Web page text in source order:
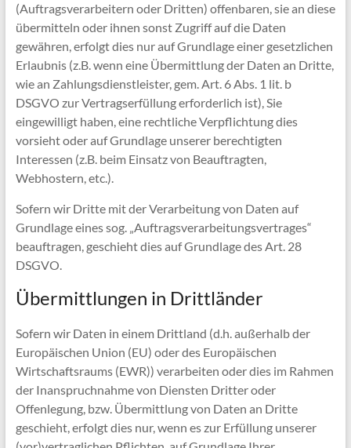
(Auftragsverarbeitern oder Dritten) offenbaren, sie an diese
übermitteln oder ihnen sonst Zugriff auf die Daten
gewähren, erfolgt dies nur auf Grundlage einer gesetzlichen
Erlaubnis (z.B. wenn eine Übermittlung der Daten an Dritte,
wie an Zahlungsdienstleister, gem. Art. 6 Abs. 1 lit. b
DSGVO zur Vertragserfüllung erforderlich ist), Sie
eingewilligt haben, eine rechtliche Verpflichtung dies
vorsieht oder auf Grundlage unserer berechtigten
Interessen (z.B. beim Einsatz von Beauftragten,
Webhostern, etc.).
Sofern wir Dritte mit der Verarbeitung von Daten auf
Grundlage eines sog. „Auftragsverarbeitungsvertrages“
beauftragen, geschieht dies auf Grundlage des Art. 28
DSGVO.
Übermittlungen in Drittländer
Sofern wir Daten in einem Drittland (d.h. außerhalb der
Europäischen Union (EU) oder des Europäischen
Wirtschaftsraums (EWR)) verarbeiten oder dies im Rahmen
der Inanspruchnahme von Diensten Dritter oder
Offenlegung, bzw. Übermittlung von Daten an Dritte
geschieht, erfolgt dies nur, wenn es zur Erfüllung unserer